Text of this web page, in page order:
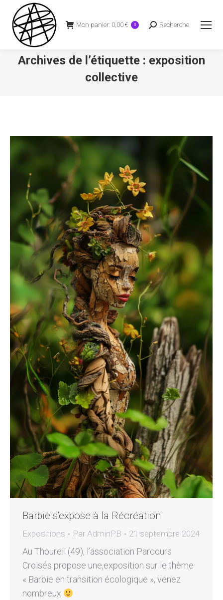
Mon panier: 0,00 € 0
Recherche
Recherche
Archives de l’étiquette : exposition
collective
Barbie s’expose à la Récréation
Expositions Par AdminPB 21 septembre 2024
Au Thoureil (49), l’association Parcours
Croisés propose une,exposition sur le thème
« Barbie en transition écologique », venez
nombreux